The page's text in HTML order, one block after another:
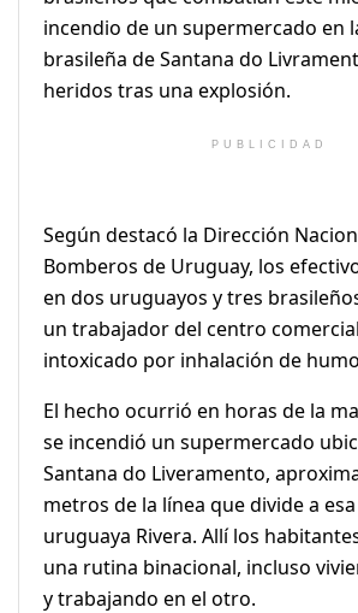
incendio de un supermercado en
brasileña de Santana do
heridos tras una explosión.
PUBLICIDAD
Según destacó la Dirección
Bomberos de Uruguay, los
en dos uruguayos y tres
un trabajador del centro
intoxicado por inhalación de
El hecho ocurrió en horas de la
se incendió un supermercado
Santana do Liveramento,
metros de la línea que divide a
uruguaya Rivera. Allí los
una rutina binacional, incluso
y trabajando en el otro.